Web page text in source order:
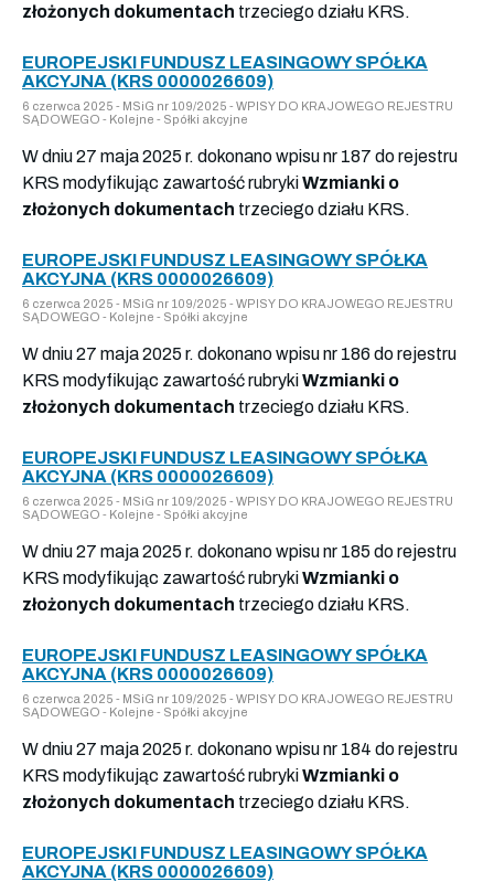
złożonych dokumentach trzeciego działu KRS.
EUROPEJSKI FUNDUSZ LEASINGOWY SPÓŁKA
AKCYJNA (KRS 0000026609)
6 czerwca 2025 - MSiG nr 109/2025 - WPISY DO KRAJOWEGO REJESTRU
SĄDOWEGO - Kolejne - Spółki akcyjne
W dniu 27 maja 2025 r. dokonano wpisu nr 187 do rejestru
KRS modyfikując zawartość rubrykiWzmianki o
złożonych dokumentach trzeciego działu KRS.
EUROPEJSKI FUNDUSZ LEASINGOWY SPÓŁKA
AKCYJNA (KRS 0000026609)
6 czerwca 2025 - MSiG nr 109/2025 - WPISY DO KRAJOWEGO REJESTRU
SĄDOWEGO - Kolejne - Spółki akcyjne
W dniu 27 maja 2025 r. dokonano wpisu nr 186 do rejestru
KRS modyfikując zawartość rubrykiWzmianki o
złożonych dokumentach trzeciego działu KRS.
EUROPEJSKI FUNDUSZ LEASINGOWY SPÓŁKA
AKCYJNA (KRS 0000026609)
6 czerwca 2025 - MSiG nr 109/2025 - WPISY DO KRAJOWEGO REJESTRU
SĄDOWEGO - Kolejne - Spółki akcyjne
W dniu 27 maja 2025 r. dokonano wpisu nr 185 do rejestru
KRS modyfikując zawartość rubrykiWzmianki o
złożonych dokumentach trzeciego działu KRS.
EUROPEJSKI FUNDUSZ LEASINGOWY SPÓŁKA
AKCYJNA (KRS 0000026609)
6 czerwca 2025 - MSiG nr 109/2025 - WPISY DO KRAJOWEGO REJESTRU
SĄDOWEGO - Kolejne - Spółki akcyjne
W dniu 27 maja 2025 r. dokonano wpisu nr 184 do rejestru
KRS modyfikując zawartość rubrykiWzmianki o
złożonych dokumentach trzeciego działu KRS.
EUROPEJSKI FUNDUSZ LEASINGOWY SPÓŁKA
AKCYJNA (KRS 0000026609)